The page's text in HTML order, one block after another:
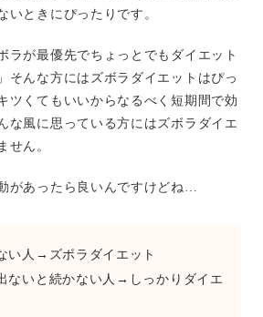
いときにぴったりです。
ラが最優先でちょっとでもダイエット
そんな方にはズボラダイエットはぴっ
ツくてもいいからなるべく短期間で効
な風に思っている方にはズボラダイエ
せん。
があったら良いんですけどね…
い人→ズボラダイエット
ないと続かない人→しっかりダイエ